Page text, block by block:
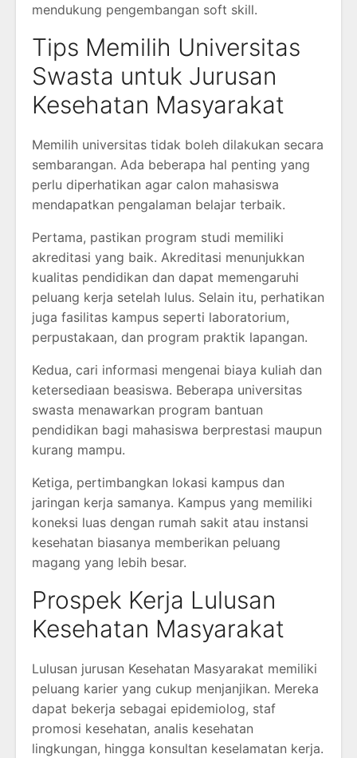
mendukung pengembangan soft skill.
Tips Memilih Universitas
Swasta untuk Jurusan
Kesehatan Masyarakat
Memilih universitas tidak boleh dilakukan secara
sembarangan. Ada beberapa hal penting yang
perlu diperhatikan agar calon mahasiswa
mendapatkan pengalaman belajar terbaik.
Pertama, pastikan program studi memiliki
akreditasi yang baik. Akreditasi menunjukkan
kualitas pendidikan dan dapat memengaruhi
peluang kerja setelah lulus. Selain itu, perhatikan
juga fasilitas kampus seperti laboratorium,
perpustakaan, dan program praktik lapangan.
Kedua, cari informasi mengenai biaya kuliah dan
ketersediaan beasiswa. Beberapa universitas
swasta menawarkan program bantuan
pendidikan bagi mahasiswa berprestasi maupun
kurang mampu.
Ketiga, pertimbangkan lokasi kampus dan
jaringan kerja samanya. Kampus yang memiliki
koneksi luas dengan rumah sakit atau instansi
kesehatan biasanya memberikan peluang
magang yang lebih besar.
Prospek Kerja Lulusan
Kesehatan Masyarakat
Lulusan jurusan Kesehatan Masyarakat memiliki
peluang karier yang cukup menjanjikan. Mereka
dapat bekerja sebagai epidemiolog, staf
promosi kesehatan, analis kesehatan
lingkungan, hingga konsultan keselamatan kerja.